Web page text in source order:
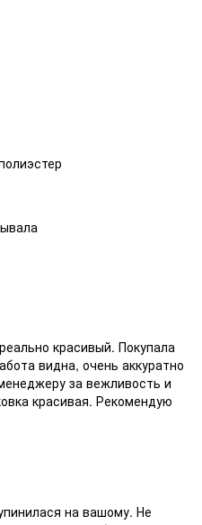
красивый. Покупала
видна, очень аккуратно
за вежливость и
красивая. Рекомендую
на вашому. Не